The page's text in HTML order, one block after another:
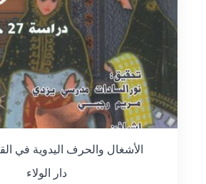
الأشغال والحرف اليدوية في
دار الولاء